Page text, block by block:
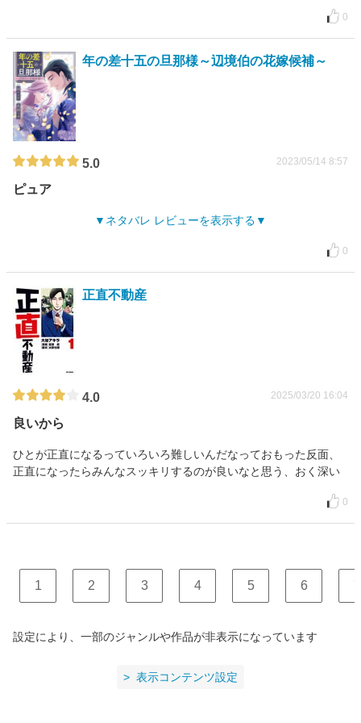
0
年の差十五の旦那様～辺境伯の花嫁候補～
5.0 2023/05/14 8:57
ピュア
ネタバレ レビューを表示する
0
正直不動産
4.0 2025/03/20 16:04
良いから
ひとが正直になるっていろいろ難しいんだなっておもった反面、
正直になったらみんなスッキリするのが良いなと思う、おく深い
0
1 2 3 4 5 6 7
設定により、一部のジャンルや作品が非表示になっています
表示コンテンツ設定